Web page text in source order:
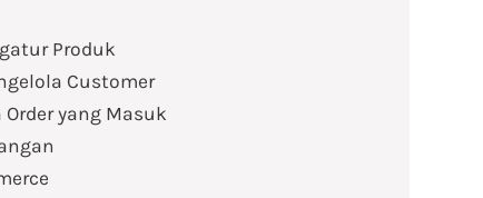
Produk
Customer
yang Masuk